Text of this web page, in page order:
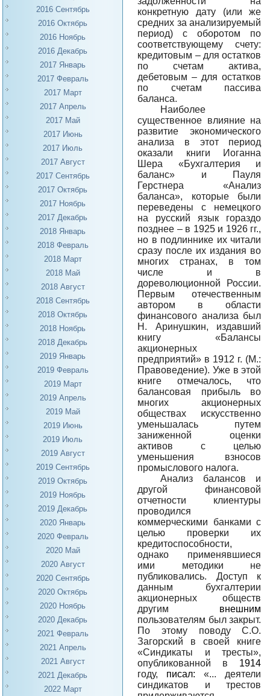
2016 Сентябрь
2016 Октябрь
2016 Ноябрь
2016 Декабрь
2017 Январь
2017 Февраль
2017 Март
2017 Апрель
2017 Май
2017 Июнь
2017 Июль
2017 Август
2017 Сентябрь
2017 Октябрь
2017 Ноябрь
2017 Декабрь
2018 Январь
2018 Февраль
2018 Март
2018 Май
2018 Август
2018 Сентябрь
2018 Октябрь
2018 Ноябрь
2018 Декабрь
2019 Январь
2019 Февраль
2019 Март
2019 Апрель
2019 Май
2019 Июнь
2019 Июль
2019 Август
2019 Сентябрь
2019 Октябрь
2019 Ноябрь
2019 Декабрь
2020 Январь
2020 Февраль
2020 Май
2020 Август
2020 Сентябрь
2020 Октябрь
2020 Ноябрь
2020 Декабрь
2021 Февраль
2021 Апрель
2021 Август
2021 Декабрь
2022 Март
конкретную дату (или же
средних за анализируемый
период) с оборотом по
соответствующему счету:
кредитовым – для остатков
по счетам актива,
дебетовым – для остатков
по счетам пассива
баланса.
Наиболее
существенное влияние на
развитие экономического
анализа в этот период
оказали книги Иоганна
Шера «Бухгалтерия и
баланс» и Пауля
Герстнера «Анализ
баланса», которые были
переведены с немецкого
на русский язык гораздо
позднее – в 1925 и 1926 гг.,
но в подлиннике их читали
сразу после их издания во
многих странах, в том
числе и в
дореволюционной России.
Первым отечественным
автором в области
финансового анализа был
Н. Аринушкин, издавший
книгу «Балансы
акционерных
предприятий» в 1912 г. (М.:
Правоведение). Уже в этой
книге отмечалось, что
балансовая прибыль во
многих акционерных
обществах искусственно
уменьшалась путем
заниженной оценки
активов с целью
уменьшения взносов
промыслового налога.
Анализ балансов и
другой финансовой
отчетности клиентуры
проводился
коммерческими банками с
целью проверки их
кредитоспособности,
однако применявшиеся
ими методики не
публиковались. Доступ к
данным бухгалтерии
акционерных обществ
другим внешним
пользователям был закрыт.
По этому поводу С.О.
Загорский в своей книге
«Синдикаты и тресты»,
опубликованной в 1914
году, писал:«... деятели
синдикатов и трестов